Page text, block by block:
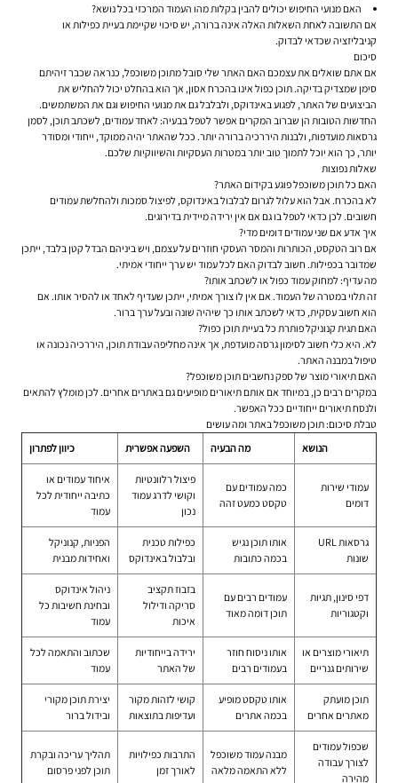
האם מנועי החיפוש יכולים להבין בקלות מהו העמוד המרכזי בכל נושא?
אם התשובה לאחת השאלות האלה אינה ברורה, יש סיכוי שקיימת בעיית כפילות או
קניבליזציה שכדאי לבדוק.
סיכום
אם אתם שואלים את עצמכם האם האתר שלי סובל מתוכן משוכפל, כנראה שכבר זיהיתם
סימן שמצדיק בדיקה. תוכן כפול אינו בהכרח אסון, אך הוא בהחלט יכול להחליש את
הביצועים של האתר, לפגוע באינדוקס, ולבלבל גם את מנועי החיפוש וגם את המשתמשים.
החדשות הטובות הן שברוב המקרים אפשר לטפל בבעיה: לאחד עמודים, לשכתב תוכן, לסמן
גרסאות מועדפות, ולבנות היררכיה ברורה יותר. ככל שהאתר יהיה ממוקד, ייחודי ומסודר
יותר, כך הוא יוכל לתמוך טוב יותר במטרות העסקיות והשיווקיות שלכם.
שאלות נפוצות
האם כל תוכן משוכפל פוגע בקידום האתר?
לא בהכרח. אבל הוא עלול לגרום לבלבול באינדוקס, לפיצול סמכות ולהחלשת עמודים
חשובים. לכן כדאי לטפל בו גם אם אין ירידה מיידית בדירוגים.
איך אדע אם שני עמודים דומים מדי?
אם רוב הטקסט, הכותרות והמסר העסקי חוזרים על עצמם, ויש ביניהם הבדל קטן בלבד, ייתכן
שמדובר בכפילות. חשוב לבדוק האם לכל עמוד יש ערך ייחודי אמיתי.
מה עדיף: למחוק עמוד כפול או לשכתב אותו?
זה תלוי במטרה של העמוד. אם אין לו צורך אמיתי, ייתכן שעדיף לאחד או להסיר אותו. אם
הוא חשוב עסקית, כדאי לשכתב אותו כך שיהיה שונה ובעל ערך ברור.
האם תגית קנוניקל פותרת כל בעיית תוכן כפול?
לא. היא כלי חשוב לסימון גרסה מועדפת, אך אינה מחליפה עבודת תוכן, היררכיה נכונה או
טיפול במבנה האתר.
האם תיאורי מוצר של ספק נחשבים תוכן משוכפל?
במקרים רבים כן, במיוחד אם אותם תיאורים מופיעים גם באתרים אחרים. לכן מומלץ להתאים
ולנסח תיאורים ייחודיים ככל האפשר.
טבלת סיכום: תוכן משוכפל באתר ומה עושים
הנושא
מה הבעיה השפעה אפשרית כיוון לפתרון
עמודי שירות
דומים
כמה עמודים עם
טקסט כמעט זהה
פיצול רלוונטיות
וקושי לדרג עמוד
נכון
איחוד עמודים או
כתיבה ייחודית לכל
עמוד
גרסאות URL
שונות
אותו תוכן נגיש
בכמה כתובות
כפילות טכנית
ובלבול באינדוקס
הפניות, קנוניקל
ואחידות מבנית
דפי סינון, תגיות
וקטגוריות
עמודים רבים עם
תוכן דומה מאוד
בזבוז תקציב
סריקה ודילול
איכות
ניהול אינדוקס
ובחינת חשיבות כל
עמוד
תיאורי מוצרים או
שירותים גנריים
אותו ניסוח חוזר
בעמודים רבים
ירידה בייחודיות
של האתר
שכתוב והתאמה לכל
עמוד
תוכן מועתק
מאתרים אחרים
אותו טקסט מופיע
בכמה אתרים
קושי לזהות מקור
ועדיפות בתוצאות
יצירת תוכן מקורי
ובידול ברור
שכפול עמודים
לצורך עבודה
מהירה
מבנה עמוד משוכפל
ללא התאמה מלאה
התרבות כפילויות
לאורך זמן
תהליך עריכה ובקרת
תוכן לפני פרסום